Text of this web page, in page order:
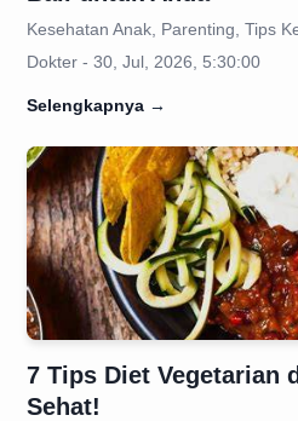
Kesehatan Anak, Parenting, Tips
Dokter - 30, Jul, 2026, 5:30:00
Selengkapnya →
7 Tips Diet Vegetarian
Sehat!